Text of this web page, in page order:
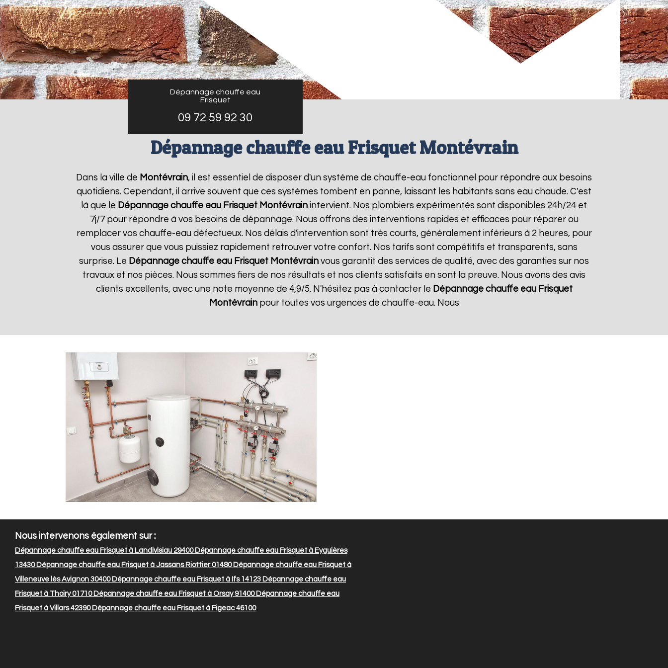
Dépannage chauffe eau
Frisquet
09 72 59 92 30
Dépannage chauffe eau Frisquet Montévrain
Dans la ville de Montévrain, il est essentiel de disposer d'un système de chauffe-eau fonctionnel pour répondre aux besoins
quotidiens. Cependant, il arrive souvent que ces systèmes tombent en panne, laissant les habitants sans eau chaude. C'est
là que le Dépannage chauffe eau Frisquet Montévrain intervient. Nos plombiers expérimentés sont disponibles 24h/24 et
7j/7 pour répondre à vos besoins de dépannage. Nous offrons des interventions rapides et efficaces pour réparer ou
remplacer vos chauffe-eau défectueux. Nos délais d'intervention sont très courts, généralement inférieurs à 2 heures, pour
vous assurer que vous puissiez rapidement retrouver votre confort. Nos tarifs sont compétitifs et transparents, sans
surprise. Le Dépannage chauffe eau Frisquet Montévrain vous garantit des services de qualité, avec des garanties sur nos
travaux et nos pièces. Nous sommes fiers de nos résultats et nos clients satisfaits en sont la preuve. Nous avons des avis
clients excellents, avec une note moyenne de 4,9/5. N'hésitez pas à contacter le Dépannage chauffe eau Frisquet
Montévrainpour toutes vos urgences de chauffe-eau. Nous
Nous intervenons également sur :
Dépannage chauffe eau Frisquet à Landivisiau 29400Dépannage chauffe eau Frisquet à Eyguières
13430Dépannage chauffe eau Frisquet à Jassans Riottier 01480Dépannage chauffe eau Frisquet à
Villeneuve lès Avignon 30400Dépannage chauffe eau Frisquet à Ifs 14123 Dépannage chauffe eau
Frisquet à Thoiry 01710Dépannage chauffe eau Frisquet à Orsay 91400Dépannage chauffe eau
Frisquet à Villars 42390Dépannage chauffe eau Frisquet à Figeac 46100